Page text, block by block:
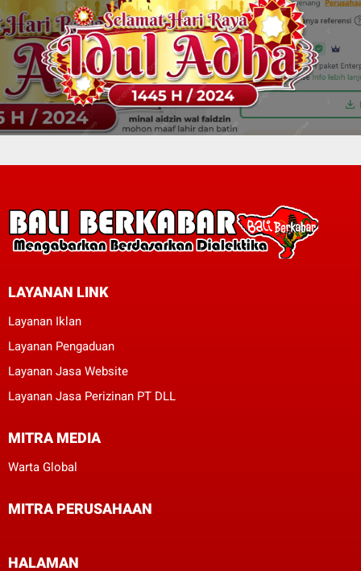
LAYANAN LINK
Layanan Iklan
Layanan Pengaduan
Layanan Jasa Website
Layanan Jasa Perizinan PT DLL
MITRA MEDIA
Warta Global
MITRA PERUSAHAAN
HALAMAN